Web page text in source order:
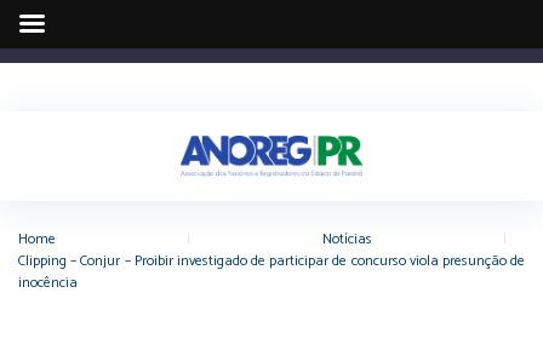
Home Notícias
Clipping – Conjur – Proibir investigado de participar de concurso viola presunção de
inocência